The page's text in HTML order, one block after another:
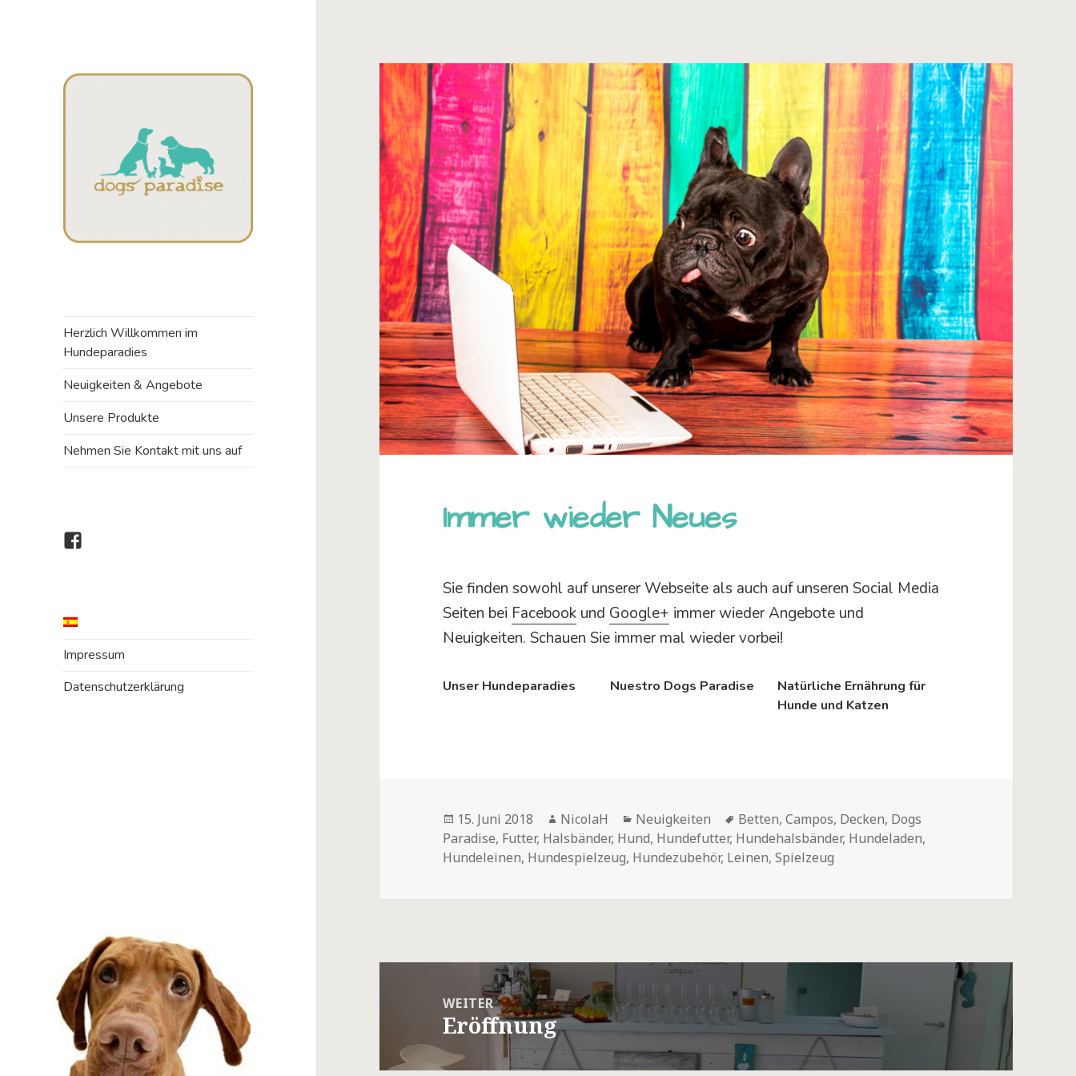
Herzlich Willkommen im
Hundeparadies
Neuigkeiten & Angebote
Unsere Produkte
Nehmen Sie Kontakt mit uns auf
Dogs
Facebook
Impressum
Datenschutzerklärung
Immer wieder Neues
Sie finden sowohl auf unserer Webseite als auch auf unseren Social Media
Seiten bei Facebook und Google+ immer wieder Angebote und
Neuigkeiten. Schauen Sie immer mal wieder vorbei!
Unser Hundeparadies Nuestro Dogs Paradise
Natürliche Ernährung für
Hunde und Katzen
Veröffentlicht
am
15. Juni 2018 Autor
NicolaH Kategorien
Neuigkeiten Schlagwörter
Betten,Campos, Decken, Dogs
Paradise, Futter, Halsbänder, Hund, Hundefutter, Hundehalsbänder, Hundeladen,
Hundeleinen, Hundespielzeug, Hundezubehör, Leinen,Spielzeug
Beitragsnavigation
WEITER
Nächster
Beitrag:
Eröffnung